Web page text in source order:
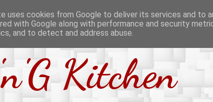
Kitchen
uses cookies from Google to deliver its services and to
with Google along with performance and security
and to detect and address abuse.